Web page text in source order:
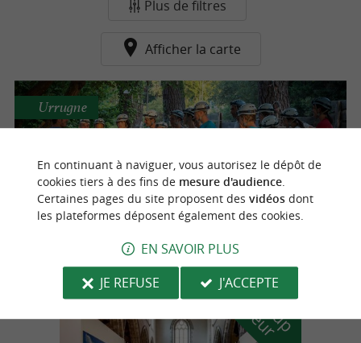
Plus de filtres
Afficher la carte
Oihana
Activité sportive au cœur d'une magnifique
pinède au Pays Basque
Urrugne
n
o
t
r
e
c
o
u
p
d
e
c
o
e
u
r
En continuant à naviguer, vous autorisez le dépôt de
cookies tiers à des fins de mesure d'audience.
Certaines pages du site proposent des vidéosdont
les plateformes déposent également des cookies.
EN SAVOIR PLUS
JE REFUSE
J'ACCEPTE